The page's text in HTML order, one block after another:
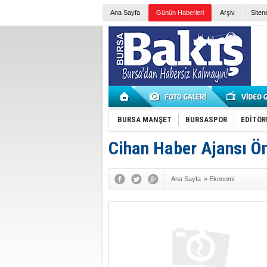
Ana Sayfa Günün Haberleri Arşiv
BURSA MANŞET BURSASPOR
Cihan Haber Ajansı
Ana Sayfa » Ekonomi